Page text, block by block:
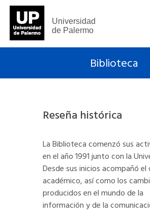
Universidad
de Palermo
Biblioteca
Reseña histórica
La Biblioteca comenzó sus
en el año 1991 junto con la
Desde sus inicios acompañó el
académico, así como los
producidos en el mundo de la
información y de la